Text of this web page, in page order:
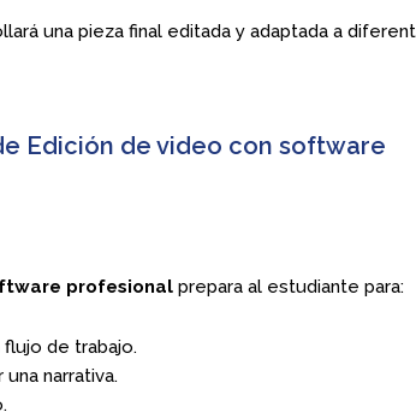
una pieza final editada y adaptada a
Edición de video con software
profesional prepara al estudiante para:
flujo de trabajo.
narrativa.